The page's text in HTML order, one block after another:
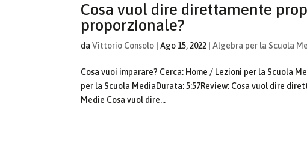
Cosa vuol dire direttamente
proporzionale?
daVittorio Consolo |Ago 15, 2022 |Algebra per la Scuola
Cosa vuoi imparare? Cerca: Home / Lezioni per la Scuola
per la Scuola MediaDurata: 5:57Review: Cosa vuol dire
Medie Cosa vuol dire...